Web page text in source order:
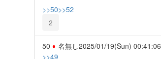
>>50>>52
2
50 名無し2025/01/19(Sun) 00:41:06
>>49